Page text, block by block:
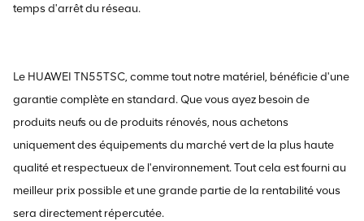
temps d'arrêt du réseau.
Le HUAWEI TN55TSC, comme tout notre matériel, bénéficie d'une
garantie complète en standard. Que vous ayez besoin de
produits neufs ou de produits rénovés, nous achetons
uniquement des équipements du marché vert de la plus haute
qualité et respectueux de l'environnement. Tout cela est fourni au
meilleur prix possible et une grande partie de la rentabilité vous
sera directement répercutée.